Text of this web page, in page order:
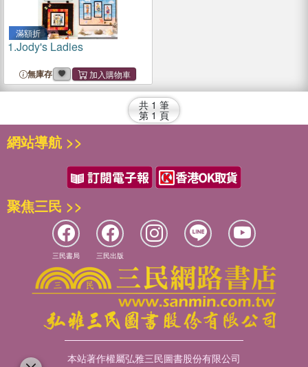
滿額折
1.Jody's Ladies
無庫存
共 1 筆
第 1 頁
網站導航 >>
聚焦三民 >>
三民書局 三民出版
本站著作權屬弘雅三民圖書股份有限公司